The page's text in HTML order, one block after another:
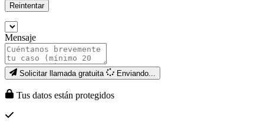
Reintentar
Mensaje
Solicitar llamada gratuita Enviando...
Tus datos están protegidos